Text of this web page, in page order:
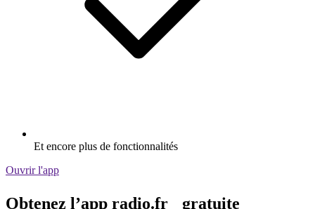
Et encore plus de fonctionnalités
Ouvrir l'app
Obtenez l’app radio.fr gratuite